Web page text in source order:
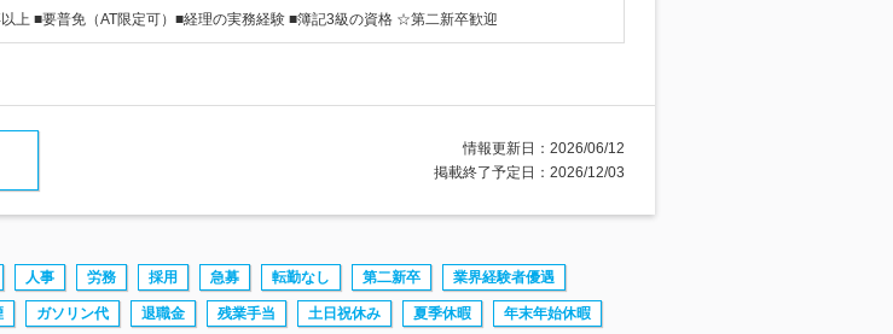
上 ■要普免（AT限定可）■経理の実務経験 ■簿記3級の資格 ☆第二新卒歓迎
情報更新日：2026/06/12
掲載終了予定日：2026/12/03
人事 労務 採用 急募 転勤なし 第二新卒 業界経験者優遇
ガソリン代 退職金 残業手当 土日祝休み 夏季休暇 年末年始休暇